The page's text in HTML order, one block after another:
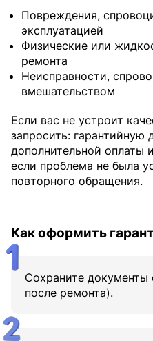
Повреждения,
эксплуатацией
Физические или
ремонта
Неисправности,
вмешательством
Если вас не устроит
запросить: гарантийную
дополнительной оплаты
если проблема не была
повторного обращения.
Как оформить
Сохраните документы
после ремонта).